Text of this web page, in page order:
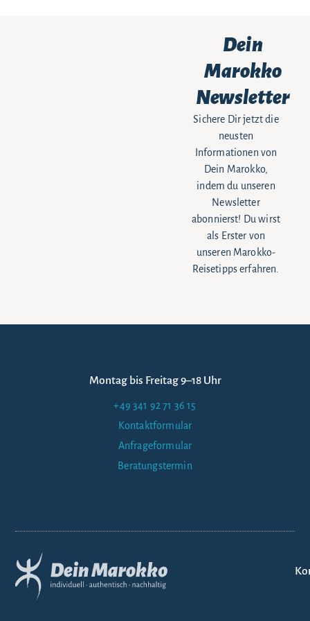
Dein
Marokko
Newsletter
Sichere Dir jetzt die
neusten
Informationen von
Dein Marokko,
indem du unseren
Newsletter
abonnierst! Du wirst
als Erster von
unseren Marokko-
Reisetipps erfahren.
Montag bis Freitag 9–18 Uhr
+49 341 92 71 36 15
Kontaktformular
Anfrageformular
Beratungstermin